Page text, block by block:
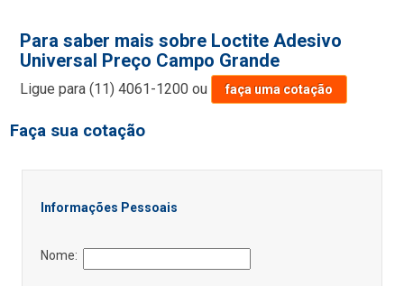
Para saber mais sobre Loctite Adesivo
Universal Preço Campo Grande
Ligue para(11) 4061-1200 ou faça uma cotação
Faça sua cotação
Informações Pessoais
Nome: